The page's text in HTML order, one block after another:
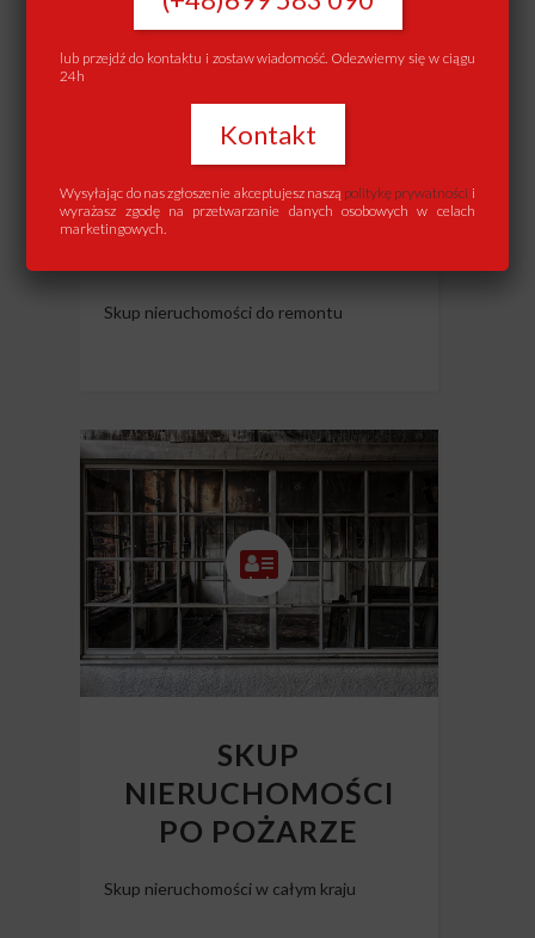
SKUP MIESZKAŃ DO
Skup nieruchomości do remontu
SKUP
NIERUCHOMOŚCI
PO POŻARZE
Skup nieruchomości w całym kraju
lub przejdź do kontaktu i zostaw wiadomość. Odezwiemy się w ciągu
24h
Kontakt
Wysyłając do nas zgłoszenie akceptujesz naszą politykę prywatności i
wyrażasz zgodę na przetwarzanie danych osobowych w celach
marketingowych.